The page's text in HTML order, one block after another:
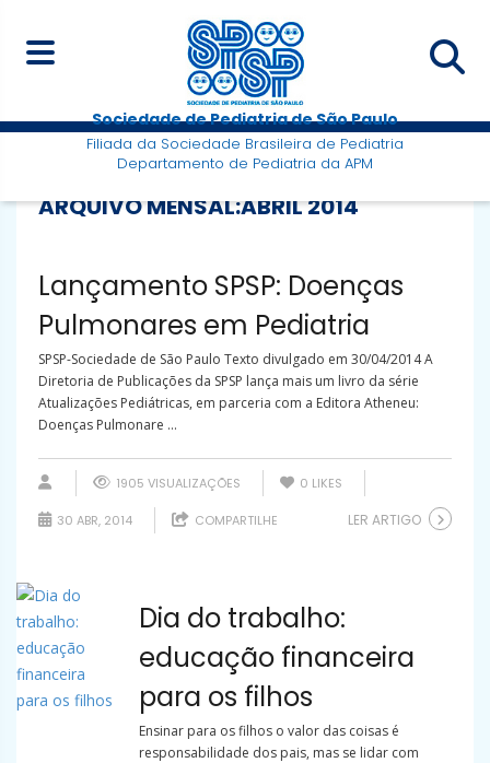
Sociedade de Pediatria de São Paulo
Filiada da Sociedade Brasileira de Pediatria
Departamento de Pediatria da APM
ARQUIVO MENSAL:ABRIL 2014
Lançamento SPSP: Doenças
Pulmonares em Pediatria
SPSP-Sociedade de São Paulo Texto divulgado em 30/04/2014 A
Diretoria de Publicações da SPSP lança mais um livro da série
Atualizações Pediátricas, em parceria com a Editora Atheneu:
Doenças Pulmonare ...
1905 VISUALIZAÇÕES 0 LIKES
30 ABR, 2014 COMPARTILHE LER ARTIGO
Dia do trabalho:
educação financeira
para os filhos
Ensinar para os filhos o valor das coisas é
responsabilidade dos pais, mas se lidar com